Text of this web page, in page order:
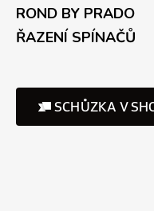
ROND BY PRADO
ŘAZENÍ SPÍNAČŮ
SCHŮZKA V